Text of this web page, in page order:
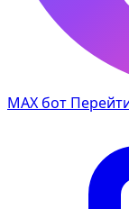
MAX бот